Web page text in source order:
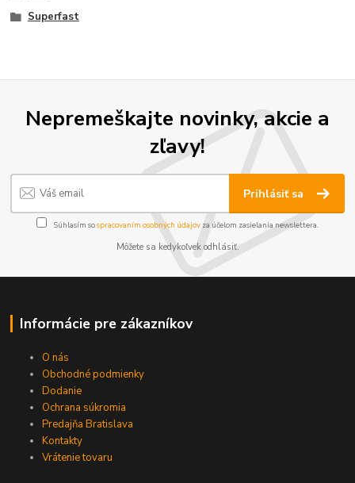
Superfast
Nepremeškajte novinky, akcie a
zľavy!
Prihlásiť sa
Súhlasím sospracovaním osobných údajov za účelom zasielania newslettera.
Môžete sa kedykoľvek odhlásiť.
Informácie pre zákazníkov
O nás
Obchodné podmienky
Dodanie
Ochrana súkromia
Predajňa Bratislava
Kontakty
Vrátenie tovaru